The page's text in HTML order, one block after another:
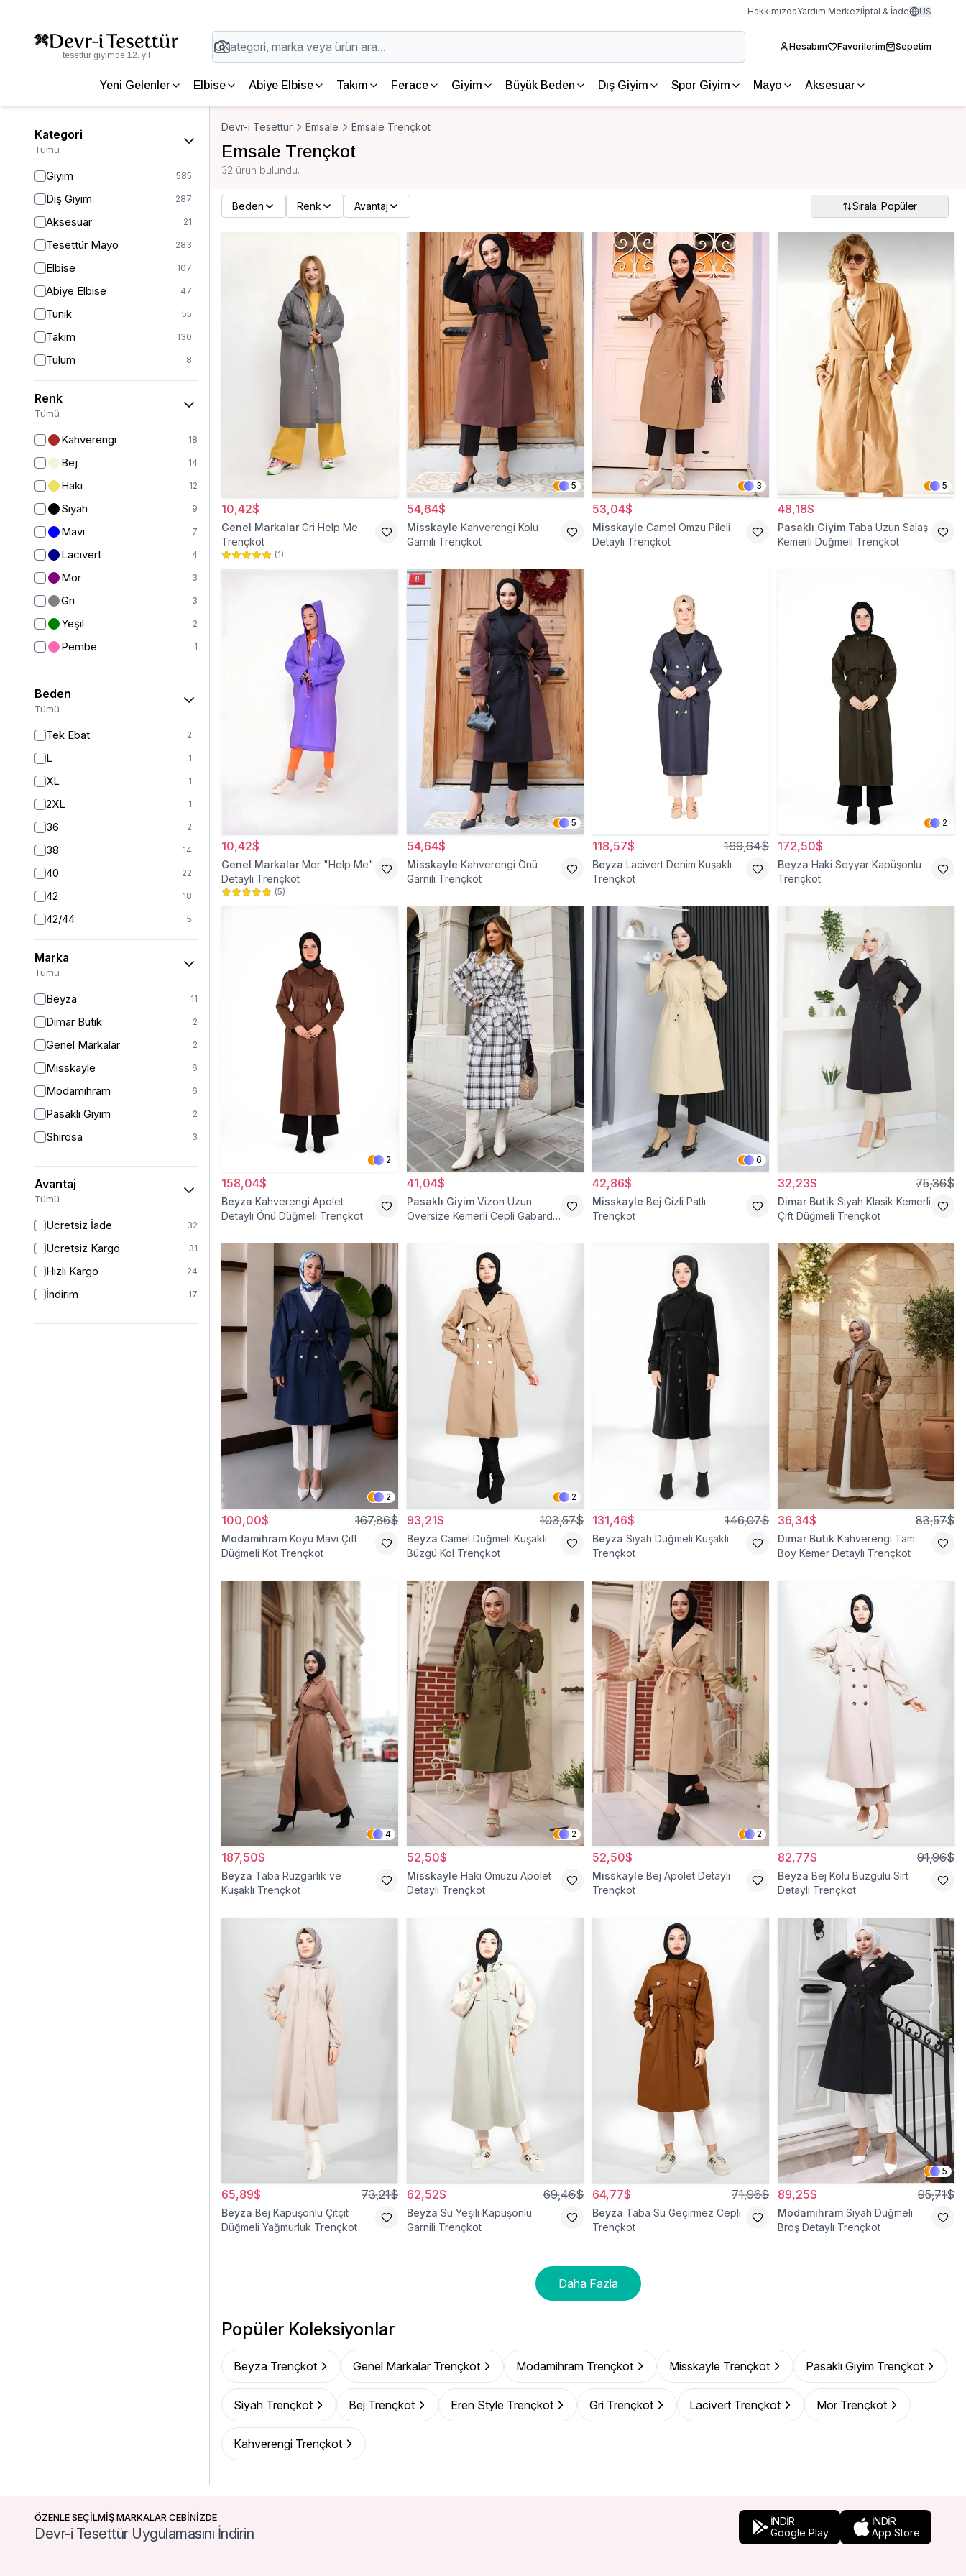
HakkımızdaYardım Merkeziİptal & İade US
tesettür giyimde 12. yıl
Hesabım Favorilerim Sepetim
Yeni Gelenler Elbise Abiye Elbise Takım Ferace Giyim Büyük Beden Dış Giyim Spor Giyim Mayo Aksesuar
Kategori
Tümü
Giyim 585
Dış Giyim 287
Aksesuar 21
Tesettür Mayo 283
Elbise 107
Abiye Elbise 47
Tunik 55
Takım 130
Tulum 8
Pantolon 151
Etek 19
Kaban 41
Mont
Yarım Kapalı Mayo
Kız Çocuk Elbise
Kız Çocuk Giyim
Panço
Tam Kapalı Mayo
Kız Çocuk Pantolon
Kız Çocuk Takım
Kız Çocuk Etek
Renk
Tümü
Kahverengi 18
Bej 14
Haki 12
Siyah 9
Mavi 7
Lacivert 4
Mor 3
Gri 3
Yeşil 2
Pembe 1
Beden
Tümü
Tek Ebat 2
L 1
XL 1
2XL 1
36 2
38 14
40 22
42 18
42/44 5
44 16
46 15
Marka
Tümü
Beyza 11
Dimar Butik 2
Genel Markalar 2
Misskayle 6
Modamihram 6
Pasaklı Giyim 2
Shirosa 3
Avantaj
Tümü
Ücretsiz İade 32
Ücretsiz Kargo 31
Hızlı Kargo 24
İndirim 17
Devr-i Tesettür Emsale Emsale Trençkot
Emsale Trençkot
32 ürün bulundu.
Beden Renk Avantaj Sırala: Popüler
10,42$
Genel Markalar Gri Help Me
Trençkot
(1)
5
54,64$
Misskayle Kahverengi Kolu
Garnili Trençkot
3
53,04$
Misskayle Camel Omzu Pileli
Detaylı Trençkot
5
48,18$
Pasaklı Giyim Taba Uzun Salaş
Kemerli Düğmeli Trençkot
10,42$
Genel Markalar Mor "Help Me"
Detaylı Trençkot
(5)
5
54,64$
Misskayle Kahverengi Önü
Garnili Trençkot
118,57$ 169,64$
Beyza Lacivert Denim Kuşaklı
Trençkot
2
172,50$
Beyza Haki Seyyar Kapüşonlu
Trençkot
2
158,04$
Beyza Kahverengi Apolet
Detaylı Önü Düğmeli Trençkot
41,04$
Pasaklı Giyim Vizon Uzun
Oversize Kemerli Cepli Gabardin
6
42,86$
Misskayle Bej Gizli Patlı
Trençkot
32,23$ 75,36$
Dimar Butik Siyah Klasik Kemerli
Çift Düğmeli Trençkot
2
100,00$ 167,86$
Modamihram Koyu Mavi Çift
Düğmeli Kot Trençkot
2
93,21$ 103,57$
Beyza Camel Düğmeli Kuşaklı
Büzgü Kol Trençkot
131,46$ 146,07$
Beyza Siyah Düğmeli Kuşaklı
Trençkot
36,34$ 83,57$
Dimar Butik Kahverengi Tam
Boy Kemer Detaylı Trençkot
4
187,50$
Beyza Taba Rüzgarlık ve
Kuşaklı Trençkot
2
52,50$
Misskayle Haki Omuzu Apolet
Detaylı Trençkot
2
52,50$
Misskayle Bej Apolet Detaylı
Trençkot
82,77$ 91,96$
Beyza Bej Kolu Büzgülü Sırt
Detaylı Trençkot
65,89$ 73,21$
Beyza Bej Kapüşonlu Çıtçıt
Düğmeli Yağmurluk Trençkot
62,52$ 69,46$
Beyza Su Yeşili Kapüşonlu
Garnili Trençkot
64,77$ 71,96$
Beyza Taba Su Geçirmez Cepli
Trençkot
5
89,25$ 95,71$
Modamihram Siyah Düğmeli
Broş Detaylı Trençkot
Daha Fazla
Popüler Koleksiyonlar
Beyza Trençkot Genel Markalar Trençkot Modamihram Trençkot Misskayle Trençkot Pasaklı Giyim Trençkot
Siyah Trençkot Bej Trençkot Eren Style Trençkot Gri Trençkot Lacivert Trençkot Mor Trençkot
Kahverengi Trençkot
ÖZENLE SEÇİLMİŞ MARKALAR CEBİNİZDE
Devr-i Tesettür Uygulamasını İndirin
İNDİR
Google Play
İNDİR
App Store